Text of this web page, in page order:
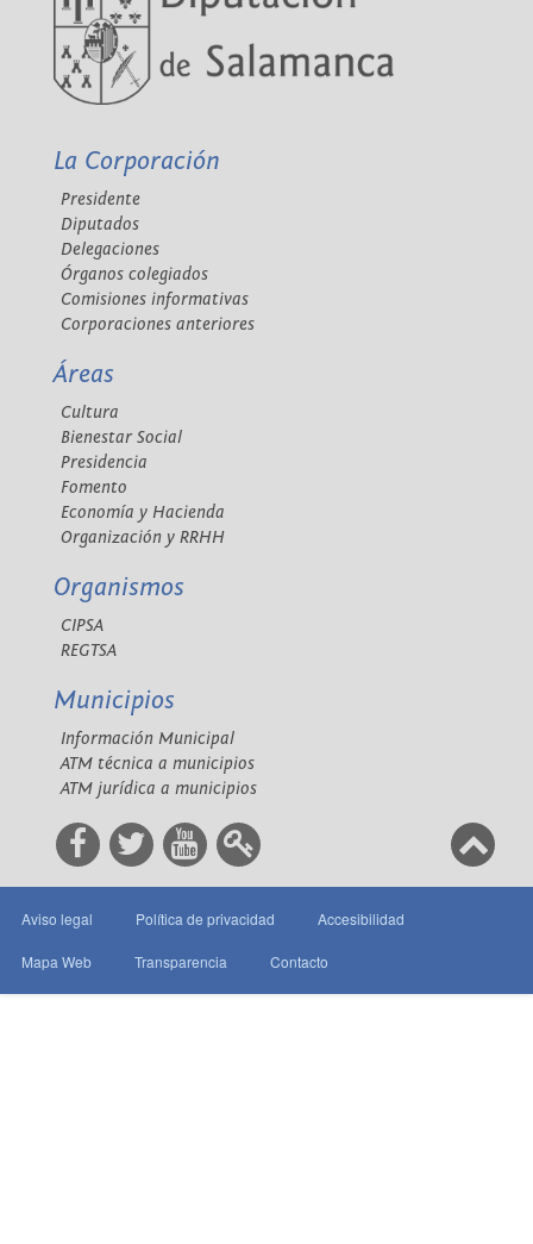
La Corporación
Presidente
Diputados
Delegaciones
Órganos colegiados
Comisiones informativas
Corporaciones anteriores
Áreas
Cultura
Bienestar Social
Presidencia
Fomento
Economía y Hacienda
Organización y RRHH
Organismos
CIPSA
REGTSA
Municipios
Información Municipal
ATM técnica a municipios
ATM jurídica a municipios
Aviso legal Política de privacidad Accesibilidad
Mapa Web Transparencia Contacto